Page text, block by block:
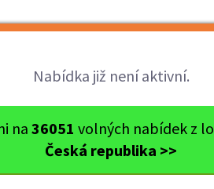
Nabídka již není aktivní.
na 36051 volných nabídek z
Česká republika >>
Blansko Blansko HLEDÁME